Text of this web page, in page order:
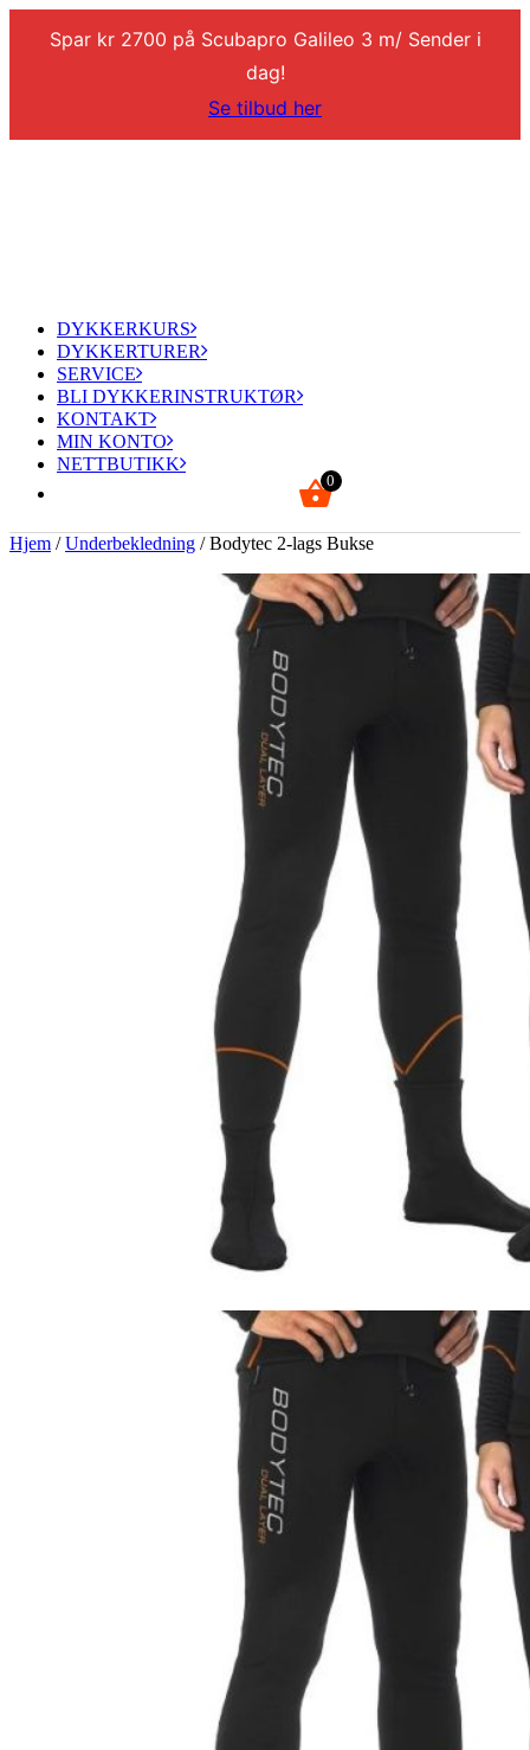
Spar kr 2700 på Scubapro Galileo 3 m/ Sender i
dag!
Se tilbud her
DYKKERKURS
DYKKERTURER
SERVICE
BLI DYKKERINSTRUKTØR
KONTAKT
MIN KONTO
NETTBUTIKK
0
Hjem /Underbekledning / Bodytec 2-lags Bukse